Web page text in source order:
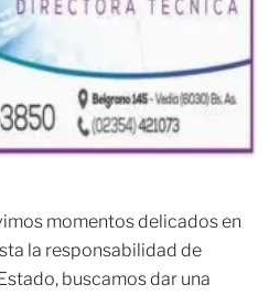
momentos delicados en
la responsabilidad de
buscamos dar una